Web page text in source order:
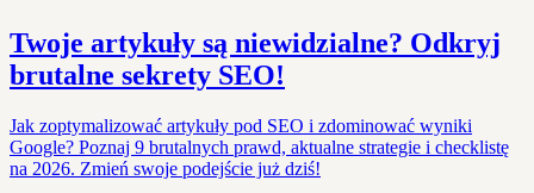
Twoje artykuły są niewidzialne? Odkryj
brutalne sekrety SEO!
Jak zoptymalizować artykuły pod SEO i zdominować wyniki
Google? Poznaj 9 brutalnych prawd, aktualne strategie i checklistę
na 2026. Zmień swoje podejście już dziś!